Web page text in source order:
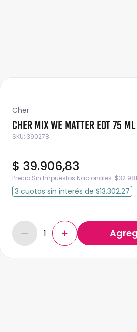
Cher
Cher Mix We Matter Edt 75 Ml
SKU: 390278
$ 39.906,83
Precio Sin Impuestos Nacionales: $32.981
3 cuotas sin interés de $13.302,27